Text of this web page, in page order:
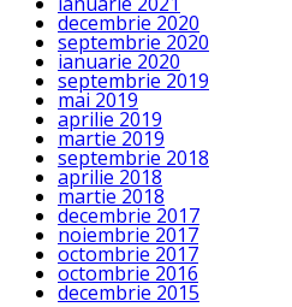
decembrie 2020
septembrie 2020
ianuarie 2020
septembrie 2019
mai 2019
aprilie 2019
martie 2019
septembrie 2018
aprilie 2018
martie 2018
decembrie 2017
noiembrie 2017
octombrie 2017
octombrie 2016
decembrie 2015